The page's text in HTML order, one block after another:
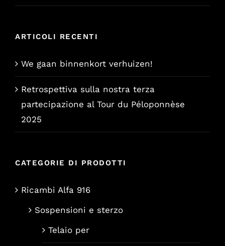
ARTICOLI RECENTI
We gaan binnenkort verhuizen!
Retrospettiva sulla nostra terza
partecipazione al Tour du Péloponnèse
2025
CATEGORIE DI PRODOTTI
Ricambi Alfa 916
Sospensioni e sterzo
Telaio per